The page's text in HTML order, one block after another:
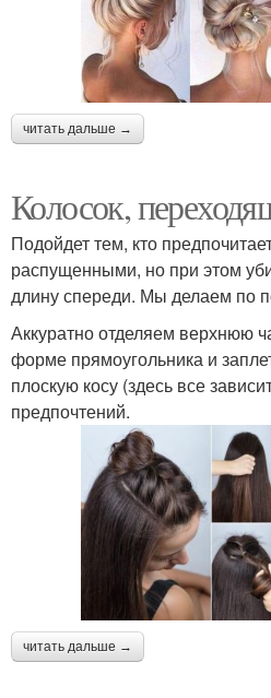
читать дальше →
Колосок,
Подойдет тем, кто
распущенными, но при этом
длину спереди. Мы делаем по
Аккуратно отделяем верхнюю
форме прямоугольника и
плоскую косу (здесь все
предпочтений.
читать дальше →